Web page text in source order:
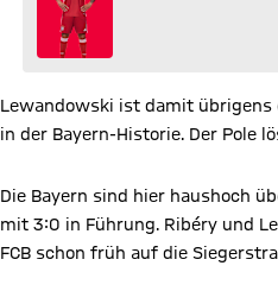
Lewandowski ist damit
in der Bayern-Historie. Der Pole
Die Bayern sind hier haushoch
mit 3:0 in Führung. Ribéry und
FCB schon früh auf die